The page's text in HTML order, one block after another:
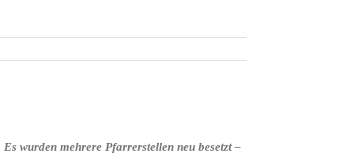
wurden mehrere Pfarrerstellen neu besetzt –